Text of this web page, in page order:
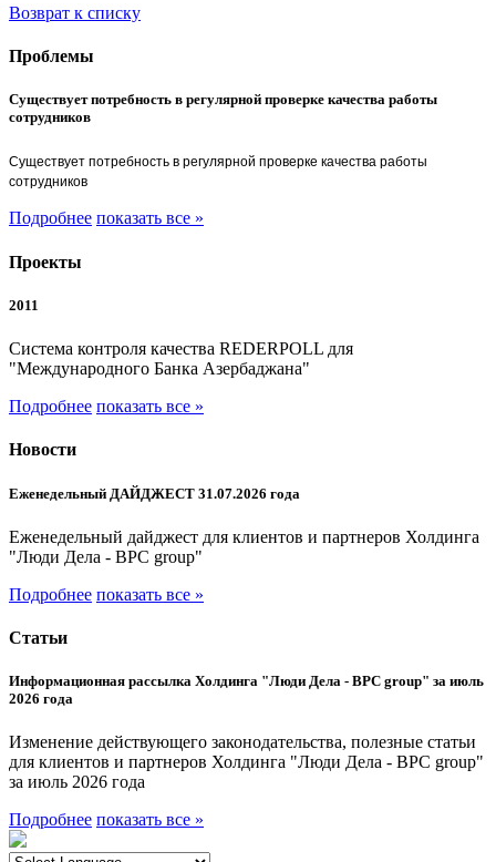
Возврат к списку
Проблемы
Существует потребность в регулярной проверке качества работы
сотрудников
Существует потребность в регулярной проверке качества работы
сотрудников
Подробнее показать все »
Проекты
2011
Система контроля качества REDERPOLL для
"Международного Банка Азербаджана"
Подробнее показать все »
Новости
Еженедельный ДАЙДЖЕСТ 31.07.2026 года
Еженедельный дайджест для клиентов и партнеров Холдинга
"Люди Дела - BPC group"
Подробнее показать все »
Статьи
Информационная рассылка Холдинга "Люди Дела - BPC group" за июль
2026 года
Изменение действующего законодательства, полезные статьи
для клиентов и партнеров Холдинга "Люди Дела - BPC group"
за июль 2026 года
Подробнее показать все »